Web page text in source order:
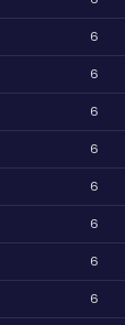
6
6
6
6
6
6
6
6